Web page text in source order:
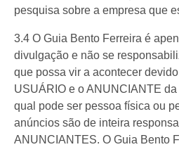
pesquisa sobre a empresa que
3.4 O Guia Bento Ferreira é
divulgação e não se
que possa vir a acontecer
USUÁRIO e o ANUNCIANTE
qual pode ser pessoa física ou
anúncios são de inteira
ANUNCIANTES. O Guia Bento